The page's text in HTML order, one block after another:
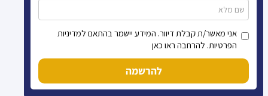
אני מאשר/ת קבלת דיוור. המידע יישמר בהתאם למדיניות
הפרטיות. להרחבה ראו כאן
להרשמה